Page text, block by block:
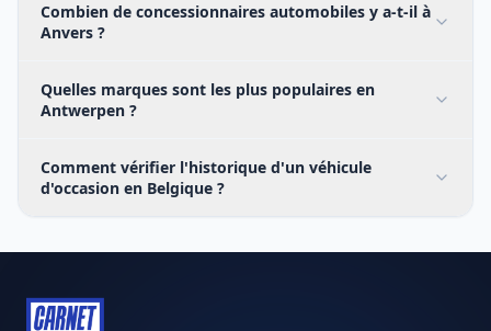
Combien de concessionnaires automobiles y a-t-il à
Anvers ?
Quelles marques sont les plus populaires en
Antwerpen ?
Comment vérifier l'historique d'un véhicule
d'occasion en Belgique ?